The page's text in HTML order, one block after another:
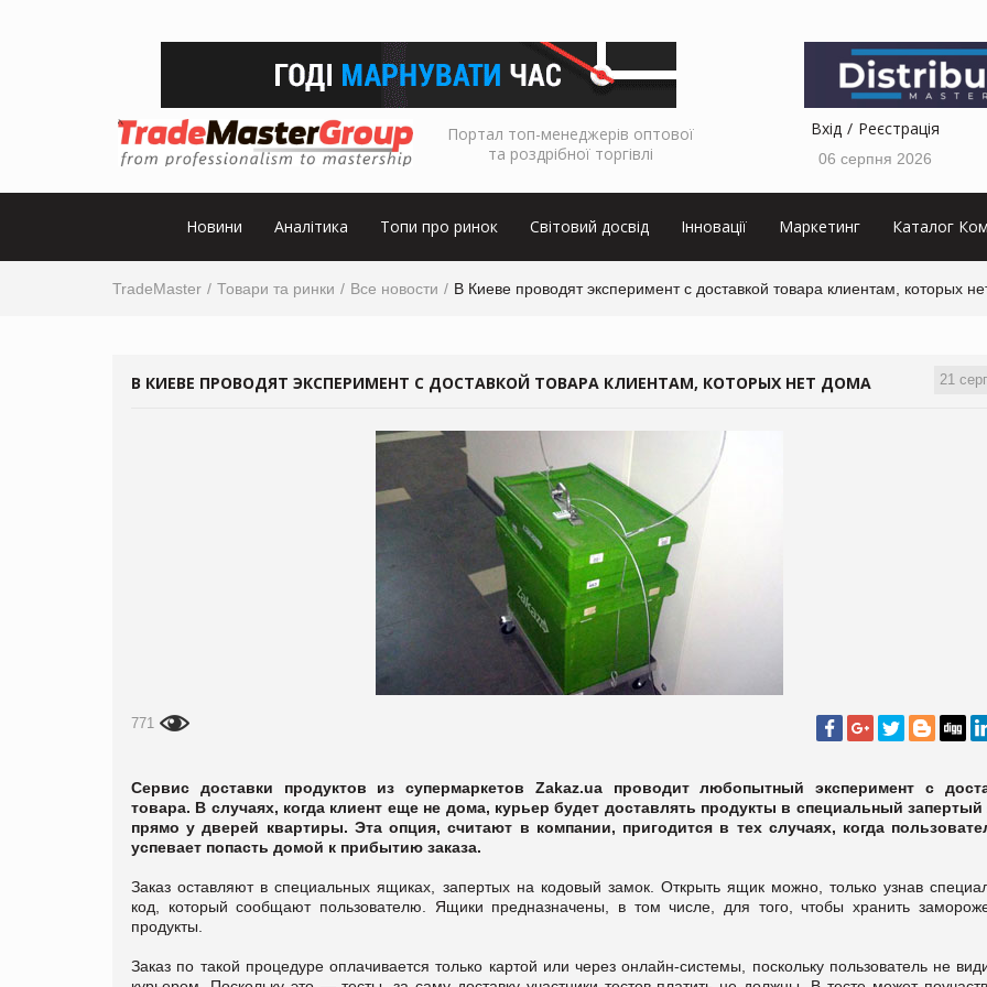
Портал топ-менеджерів оптової
та роздрібної торгівлі
Вхід Реєстрація
06 серпня 2026
Новини Аналітика Топи про ринок Світовий досвід Інновації Маркетинг Каталог
TradeMaster Товари та ринки Все новости В Киеве проводят эксперимент с доставкой товара клиентам, которых
21
В КИЕВЕ ПРОВОДЯТ ЭКСПЕРИМЕНТ С ДОСТАВКОЙ ТОВАРА КЛИЕНТАМ, КОТОРЫХ НЕТ ДОМА
771
Сервис доставки продуктов из супермаркетов Zakaz.ua проводит любопытный эксперимент с
товара. В случаях, когда клиент еще не дома, курьер будет доставлять продукты в специальный
прямо у дверей квартиры. Эта опция, считают в компании, пригодится в тех случаях, когда
успевает попасть домой к прибытию заказа.
Заказ оставляют в специальных ящиках, запертых на кодовый замок. Открыть ящик можно, только узнав
код, который сообщают пользователю. Ящики предназначены, в том числе, для того, чтобы хранить
продукты.
Заказ по такой процедуре оплачивается только картой или через онлайн-системы, поскольку пользователь не